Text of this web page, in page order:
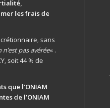
les frais de
sans
pas avérée« .
soit 44 % de
que l’ONIAM
de l’ONIAM